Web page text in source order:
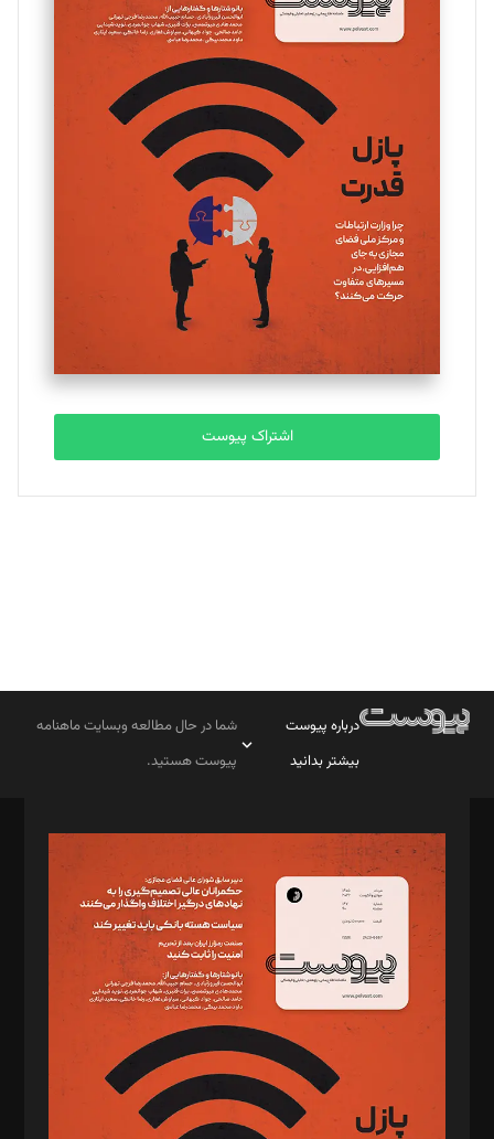
مینا پاکدل
یسنا امان‌پور
تحریریه
ملینا جعفری
تحریریه
مصطفی مسجدی آرانی
تحریریه
بابک نقاش
تحریریه
اشتراک پیوست
درباره پیوست
بیشتر بدانید
شما در حال مطالعه وبسایت ماهنامه
پیوست هستید.
مدیر مسئول: محمدباقر اثنی‌عشری
سردبیر: مهرک محمودی
دبیر تحریریه: میثم قاسمی
د‌بیر ناداستان: سمانه سمیع
د‌بیر خدمت و تجارت: ابوالفضل رجبی
د‌بیر حقوق فناوری: حسام‌الدین ایپکچی
د‌بیر پیوست جهان: مینا پاکدل
د‌بیر تحریریه آنلاین: بابک نقاش
تحریریه‌: مجتبی محمود‌ی، آرش برهمند، یسنا امان‌پور، سروش کرمیان،
مصطفی مسجدی آرانی، ابوالفضل رجبی، زهرا فکرانه، فائزه فتحی